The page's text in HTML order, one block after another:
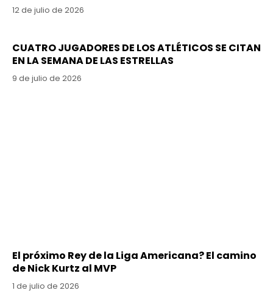
12 de julio de 2026
CUATRO JUGADORES DE LOS ATLÉTICOS SE CITAN
EN LA SEMANA DE LAS ESTRELLAS
9 de julio de 2026
El próximo Rey de la Liga Americana? El camino
de Nick Kurtz al MVP
1 de julio de 2026